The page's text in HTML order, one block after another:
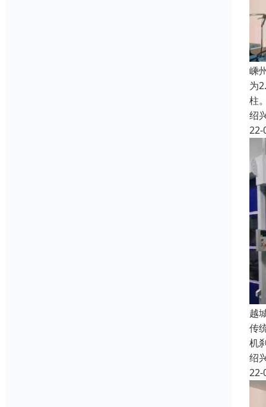
嵊
为
柱
绍
22-
越
传
机
绍
22-